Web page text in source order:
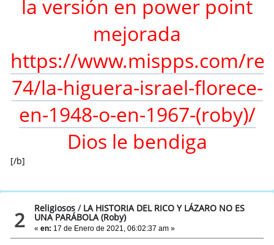
la versión en power point
mejorada
https://www.mispps.com/
74/la-higuera-israel-florece-
en-1948-o-en-1967-(roby)/
Dios le bendiga
[/b]
2 Religiosos / LA HISTORIA DEL RICO Y LÁZARO NO ES
UNA PARÁBOLA (Roby)
«en: 17 de Enero de 2021, 06:02:37 am »